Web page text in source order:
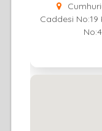
Caddesi No:19